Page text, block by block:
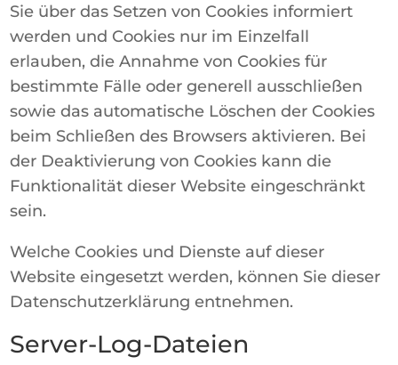
Sie über das Setzen von Cookies informiert
werden und Cookies nur im Einzelfall
erlauben, die Annahme von Cookies für
bestimmte Fälle oder generell ausschließen
sowie das automatische Löschen der Cookies
beim Schließen des Browsers aktivieren. Bei
der Deaktivierung von Cookies kann die
Funktionalität dieser Website eingeschränkt
sein.
Welche Cookies und Dienste auf dieser
Website eingesetzt werden, können Sie dieser
Datenschutzerklärung entnehmen.
Server-Log-Dateien